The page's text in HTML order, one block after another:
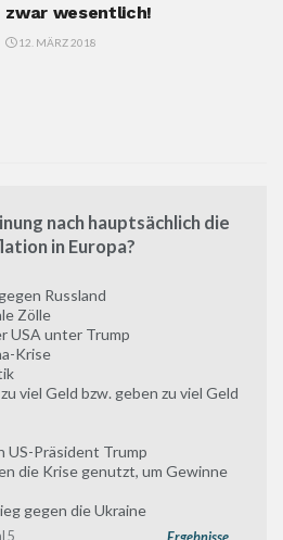
zwar wesentlich!
12. MÄRZ 2018
nach hauptsächlich die
in Europa?
Russland
Zölle
USA unter Trump
Krise
viel Geld bzw. geben zu viel Geld
US-Präsident Trump
die Krise genutzt, um Gewinne
gegen die Ukraine
5